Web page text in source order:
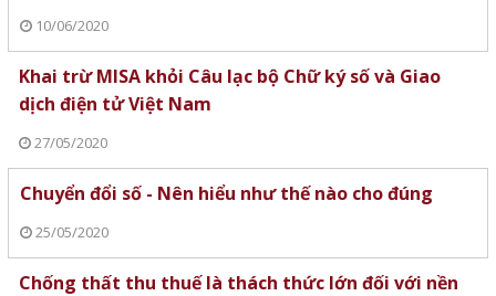
10/06/2020
Khai trừ MISA khỏi Câu lạc bộ Chữ ký số và Giao
dịch điện tử Việt Nam
27/05/2020
Chuyển đổi số - Nên hiểu như thế nào cho đúng
25/05/2020
Chống thất thu thuế là thách thức lớn đối với nền